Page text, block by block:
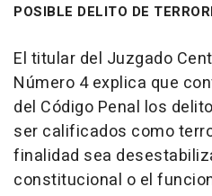
POSIBLE DELITO DE
El titular del Juzgado
Número 4 explica que
del Código Penal los
ser calificados como
finalidad sea
constitucional o el